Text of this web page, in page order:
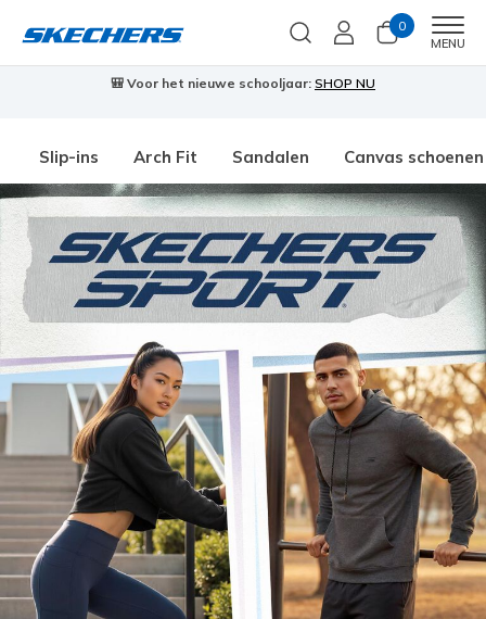
0
MENU
🎒 Voor het nieuwe schooljaar: SHOP NU
Slip-ins Arch Fit Sandalen Canvas schoenen